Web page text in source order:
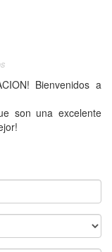
Bienvenidos a
son una excelente